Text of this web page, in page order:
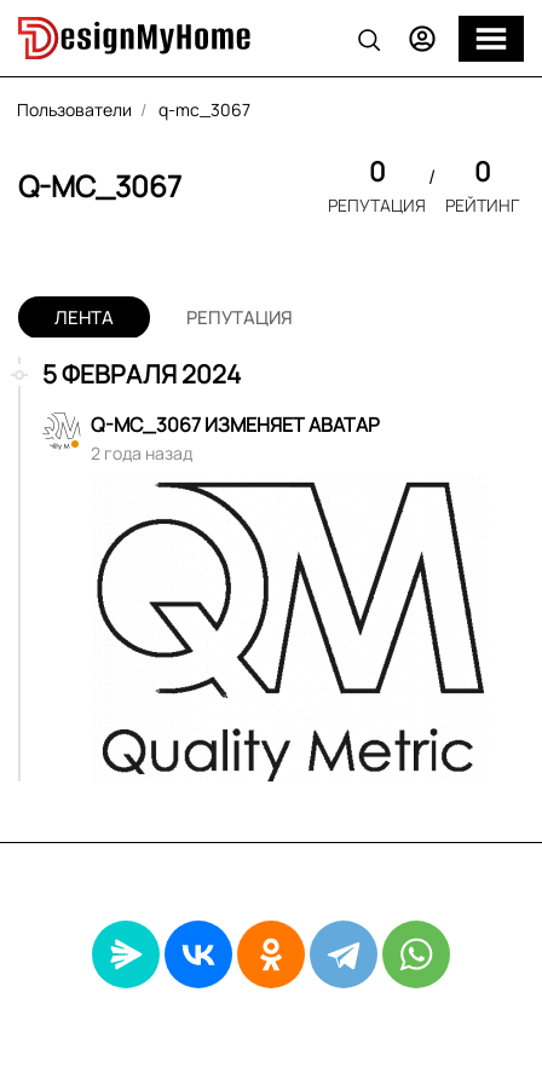
Пользователи q-mc_3067
Q-MC_3067 0
РЕПУТАЦИЯ
0
РЕЙТИНГ
ЛЕНТА РЕПУТАЦИЯ
5 ФЕВРАЛЯ 2024
Q-MC_3067ИЗМЕНЯЕТ АВАТАР
2 года назад